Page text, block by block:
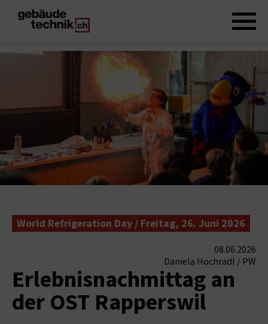
World Refrigeration Day / Freitag, 26. Juni 2026
08.06.2026
Daniela Hochradl / PW
Erlebnisnachmittag an
der OST Rapperswil